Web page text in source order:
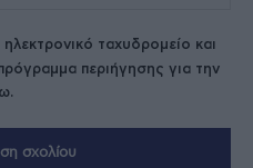
ταχυδρομείο και
περιήγησης για την